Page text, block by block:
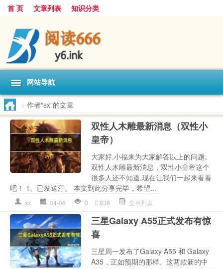
首 页 文章列表 知识分类
网站导航
> 作者“sx”的文章
双性人木雕最新消息（双性小
皇帝）
大家好,小福来为大家解答以上的问题。
双性人木雕最新消息，双性小皇帝这个
很多人还不知道,现在让我们一起来看看
吧！ 1、已发送汗。 本文到此分享完毕，希望...
sx 04-06 0 838 文章列表
三星Galaxy A55正式发布有惊
喜
三星周一发布了Galaxy A55 和 Galaxy
A35，正如预期的那样。这两款新的中